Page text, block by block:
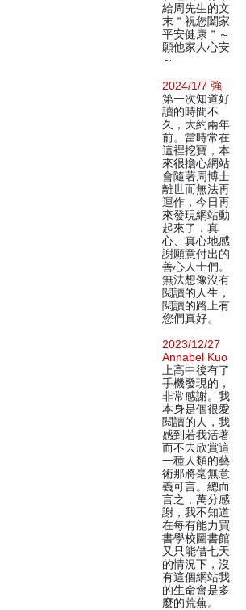
給周先生的文
末＂祝您闔家
平安健康＂～
願他家人心安
～
2024/1/7 強
第一次知道好
讀的時間不
久，大約兩年
前。當時常在
這裡挖寶，本
來很擔心網站
會隨著周博士
離世而無法再
運作，今日再
來發現網站動
起來了，真
心、真心地感
謝願意付出的
善心人士們。
無法想像沒有
閱讀的人生，
閱讀的路上有
您們真好。
2023/12/27
Annabel Kuo
上高中後有了
手機發現的，
非常感謝。我
本身是個很愛
閱讀的人，我
感到若我活著
而不去欣賞這
一種人類的藝
術那將毫無意
義可言。總而
言之，萬分感
謝，我不知道
在每有能力買
書學校圖書館
又只能借七天
的情況下，沒
有這個網站我
的生命會是多
麼的荒蕪。